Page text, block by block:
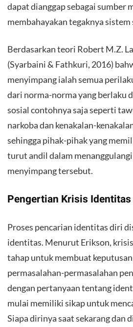
dapat dianggap sebagai sumber
membahayakan tegaknya sistem
Berdasarkan teori Robert M.Z.
(Syarbaini & Fathkuri, 2016)
menyimpang ialah semua
dari norma-norma yang berlaku
sosial contohnya saja seperti
narkoba dan kenakalan-
sehingga pihak-pihak yang
turut andil dalam
menyimpang tersebut.
Pengertian Krisis Identitas
Proses pencarian identitas diri
identitas. Menurut Erikson,
tahap untuk membuat
permasalahan-permasalahan
dengan pertanyaan tentang
mulai memiliki sikap untuk
Siapa dirinya saat sekarang dan